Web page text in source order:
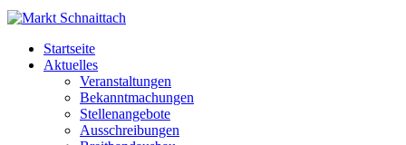
Startseite
Aktuelles
Veranstaltungen
Bekanntmachungen
Stellenangebote
Ausschreibungen